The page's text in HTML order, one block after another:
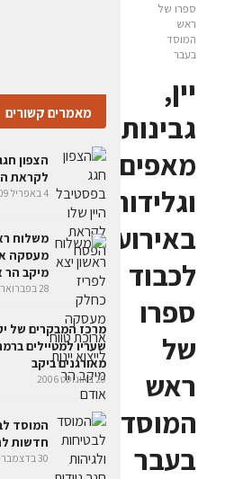
ספרו של
ראש
המוסד
בעבר
יין,
גבינות,
מאפים
וגלידות
באירוע
לכבוד
ספרו
של
ראש
המוסד
בעבר
מאמרים קשורים
הצפון
לקראת
4 באפריל 2009
משלוח
מעסקה
מיקב הר
28 בפברואר 2009
מרכז המבקרים של
שעריו למטיילים
מאורגנים ביקב
20 באוגוסט 2006
המוסד
חדשות
30 בדצמבר 2012